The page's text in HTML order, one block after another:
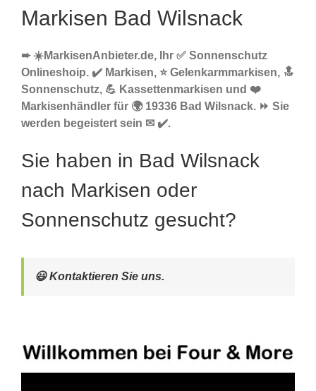
Markisen Bad Wilsnack
➨ ☀️MarkisenAnbieter.de, Ihr ✅ Sonnenschutz
Onlineshoip. ✔️ Markisen, ⭐ Gelenkarmmarkisen, 🔝
Sonnenschutz, 💪 Kassettenmarkisen und ❤️
Markisenhändler für 🌍 19336 Bad Wilsnack. ⏩ Sie
werden begeistert sein ✉ ✔️.
Sie haben in Bad Wilsnack
nach Markisen oder
Sonnenschutz gesucht?
😃 Kontaktieren Sie uns.